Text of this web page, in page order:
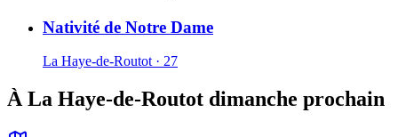
Nativité de Notre Dame
La Haye-de-Routot · 27
À La Haye-de-Routot dimanche prochain